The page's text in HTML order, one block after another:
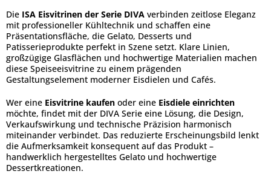
Die ISA Eisvitrinen der Serie DIVA verbinden zeitlose Eleganz
mit professioneller Kühltechnik und schaffen eine
Präsentationsfläche, die Gelato, Desserts und
Patisserieprodukte perfekt in Szene setzt. Klare Linien,
großzügige Glasflächen und hochwertige Materialien machen
diese Speiseeisvitrine zu einem prägenden
Gestaltungselement moderner Eisdielen und Cafés.
Wer eine Eisvitrine kaufen oder eine Eisdiele einrichten
möchte, findet mit der DIVA Serie eine Lösung, die Design,
Verkaufswirkung und technische Präzision harmonisch
miteinander verbindet. Das reduzierte Erscheinungsbild lenkt
die Aufmerksamkeit konsequent auf das Produkt –
handwerklich hergestelltes Gelato und hochwertige
Dessertkreationen.